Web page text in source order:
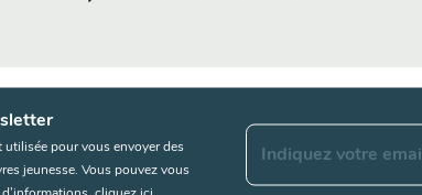
utilisée pour vous envoyer des
jeunesse. Vous pouvez vous
Indiquez votre email